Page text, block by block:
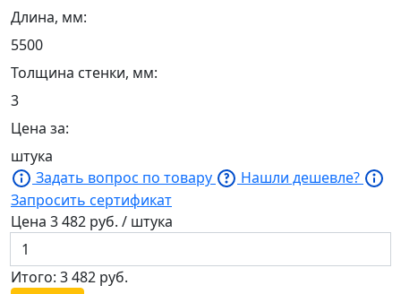
Длина, мм:
5500
Толщина стенки, мм:
3
Цена за:
штука
Задать вопрос по товару
Нашли дешевле?
Запросить сертификат
Цена 3 482 руб. / штука
Итого: 3 482 руб.